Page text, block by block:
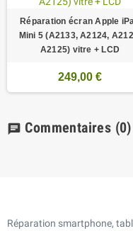
Réparation écran Apple
Mini 5 (A2133, A2124,
A2125) vitre + LCD
249,00 €
chat Commentaires (0)
Réparation smartphone,